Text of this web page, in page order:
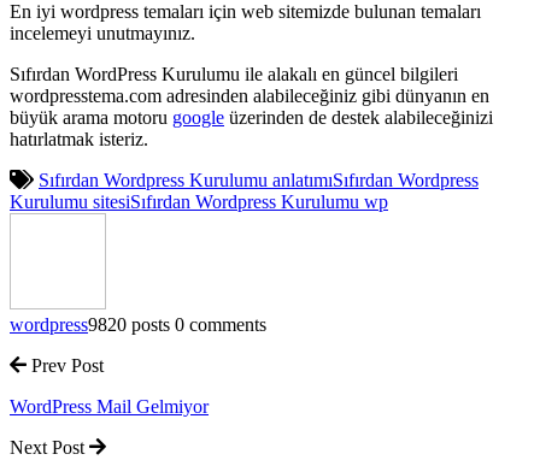
En iyi wordpress temaları için web sitemizde bulunan temaları
incelemeyi unutmayınız.
Sıfırdan WordPress Kurulumu ile alakalı en güncel bilgileri
wordpresstema.com adresinden alabileceğiniz gibi dünyanın en
büyük arama motoru google üzerinden de destek alabileceğinizi
hatırlatmak isteriz.
Sıfırdan Wordpress Kurulumu anlatımıSıfırdan Wordpress
Kurulumu sitesiSıfırdan Wordpress Kurulumu wp
wordpress9820 posts 0 comments
Prev Post
WordPress Mail Gelmiyor
Next Post